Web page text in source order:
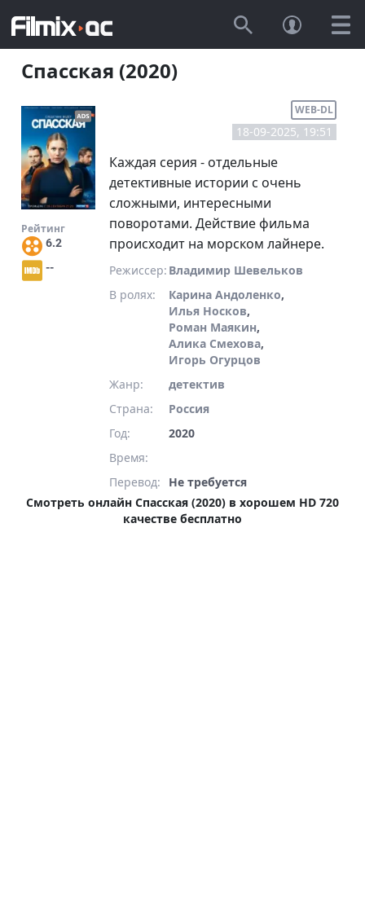
Спасская (2020)
Рейтинг
6.2
--
WEB-DL
18-09-2025, 19:51
Каждая серия - отдельные
детективные истории с очень
сложными, интересными
поворотами. Действие фильма
происходит на морском лайнере.
Режиссер: Владимир Шевельков
В ролях:
Карина Андоленко,
Илья Носков,
Роман Маякин,
Алика Смехова,
Игорь Огурцов
Жанр:
детектив
Страна:
Россия
Год:
2020
Время:
Перевод:
Не требуется
Смотреть онлайн Спасская (2020) в хорошем HD 720
качестве бесплатно